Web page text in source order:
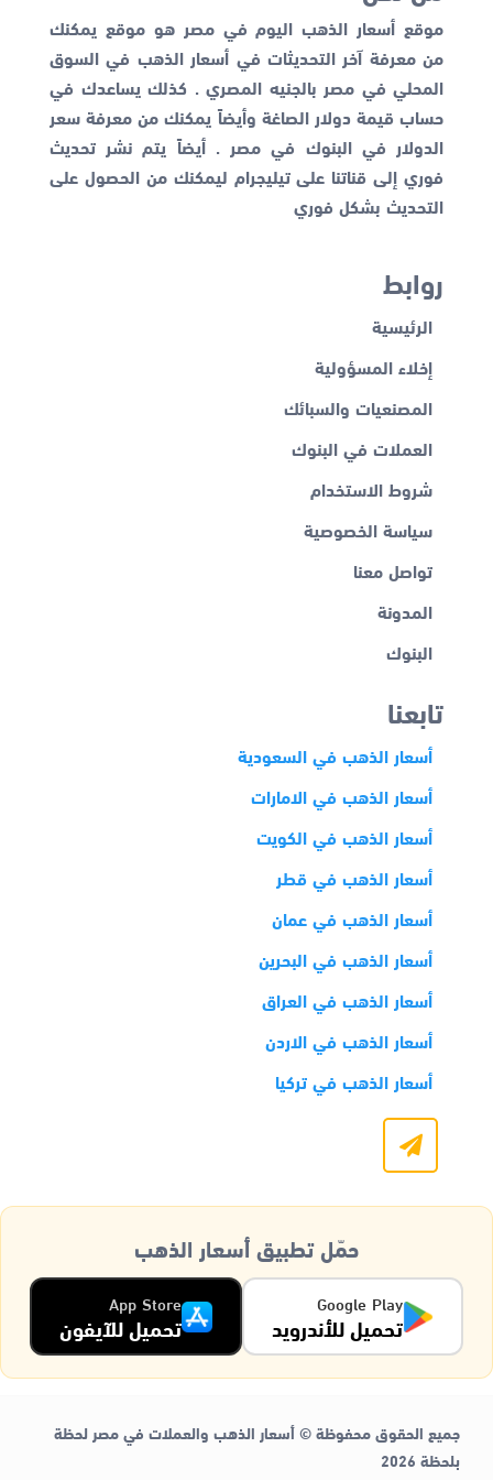
موقع أسعار الذهب اليوم في مصر هو موقع يمكنك
من معرفة آخر التحديثات في أسعار الذهب في السوق
المحلي في مصر بالجنيه المصري . كذلك يساعدك في
حساب قيمة دولار الصاغة وأيضاً يمكنك من معرفة سعر
الدولار في البنوك في مصر . أيضاً يتم نشر تحديث
فوري إلى قناتنا على تيليجرام ليمكنك من الحصول على
التحديث بشكل فوري
روابط
الرئيسية
إخلاء المسؤولية
المصنعيات والسبائك
العملات في البنوك
شروط الاستخدام
سياسة الخصوصية
تواصل معنا
المدونة
البنوك
تابعنا
أسعار الذهب في السعودية
أسعار الذهب في الامارات
أسعار الذهب في الكويت
أسعار الذهب في قطر
أسعار الذهب في عمان
أسعار الذهب في البحرين
أسعار الذهب في العراق
أسعار الذهب في الاردن
أسعار الذهب في تركيا
حمّل تطبيق أسعار الذهب
Google Play
تحميل للأندرويد
App Store
تحميل للآيفون
جميع الحقوق محفوظة © أسعار الذهب والعملات في مصر لحظة
بلحظة 2026